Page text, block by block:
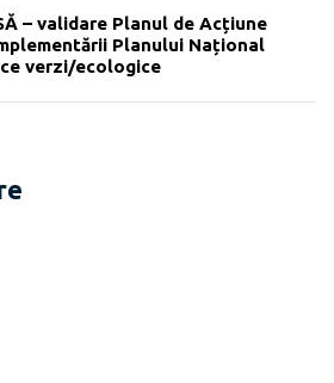
– validare Planul de Acțiune
Planului Național
verzi/ecologice